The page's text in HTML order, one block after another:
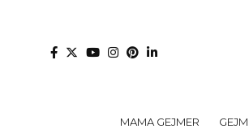
MAMA GEJMER